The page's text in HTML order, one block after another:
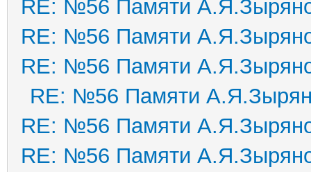
RE: №56 Памяти
RE: №56 Памяти
RE: №56 Памяти
RE: №56 Памяти
RE: №56 Памяти
RE: №56 Памяти